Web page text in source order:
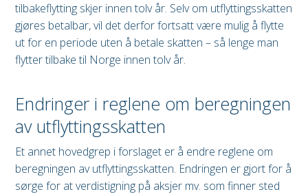
tilbakeflytting skjer innen tolv år. Selv om utflyttingsskatten
gjøres betalbar, vil det derfor fortsatt være mulig å flytte
ut for en periode uten å betale skatten – så lenge man
flytter tilbake til Norge innen tolv år.
Endringer i reglene om beregningen
av utflyttingsskatten
Et annet hovedgrep i forslaget er å endre reglene om
beregningen av utflyttingsskatten. Endringen er gjort for å
sørge for at verdistigning på aksjer mv. som finner sted